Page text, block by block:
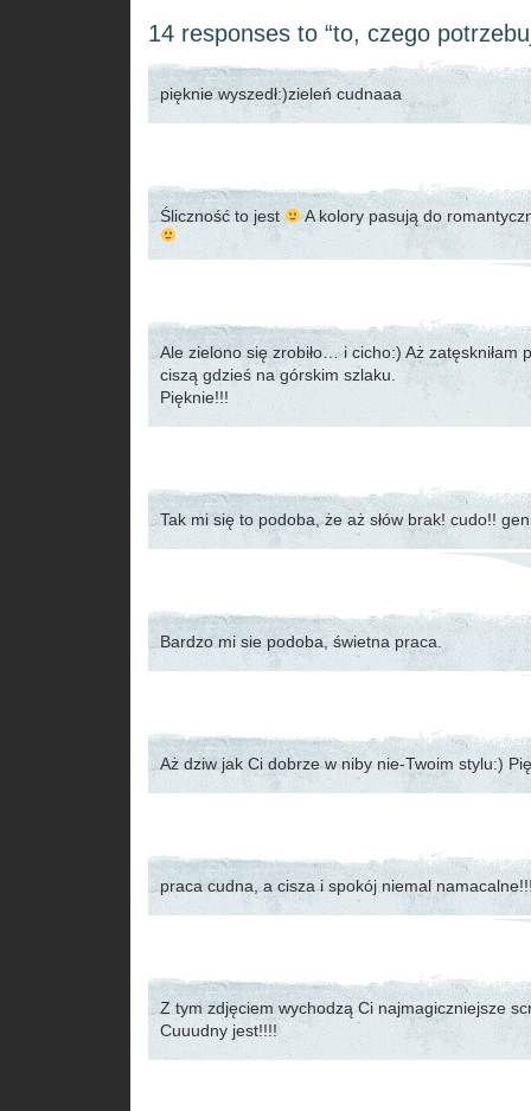
14 responses to “to, czego
pięknie wyszedł:)zieleń cudnaaa
Śliczność to jest A kolory pasują do
Ale zielono się zrobiło… i cicho:) Aż zatęskniłam
ciszą gdzieś na górskim szlaku.
Pięknie!!!
Tak mi się to podoba, że aż słów brak! cudo!!
Bardzo mi sie podoba, świetna praca.
Aż dziw jak Ci dobrze w niby nie-Twoim stylu:)
praca cudna, a cisza i spokój niemal
Z tym zdjęciem wychodzą Ci najmagiczniejsze
Cuuudny jest!!!!